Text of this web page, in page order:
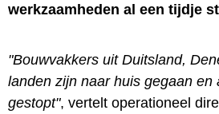
werkzaamheden al een tijdje
"Bouwvakkers uit Duitsland,
landen zijn naar huis gegaan en
gestopt", vertelt operationeel